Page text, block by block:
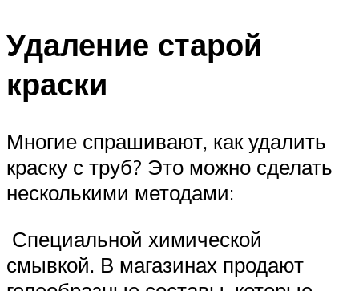
Удаление старой
краски
Многие спрашивают, как удалить
краску с труб? Это можно сделать
несколькими методами:
Специальной химической
смывкой. В магазинах продают